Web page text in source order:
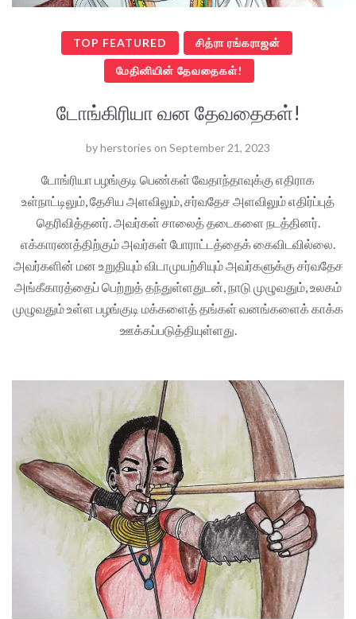
TOP FEATURED சித்ரா ரங்கராஜன்
மேதினியின் தேவதைகள்!
டோங்கிரியா வன தேவதைகள்!
byherstories on September 21, 2023
டோங்ரியா பழங்குடி பெண்கள் வேதாந்தாவுக்கு எதிராக
உள்நாட்டிலும், தேசிய அளவிலும், சர்வதேச அளவிலும் எதிர்ப்புத்
தெரிவித்தனர். அவர்கள் சாலைத் தடைகளை நடத்தினர்.
எக்காரணத்திற்கும் அவர்கள் போராட்டத்தைக் கைவிடவில்லை.
அவர்களின் மன உறுதியும் விடாமுயற்சியும் அவர்களுக்கு சர்வதேச
அங்கீகாரத்தைப் பெற்றுத் தந்துள்ளதுடன், நாடு முழுவதும், உலகம்
முழுவதும் உள்ள பழங்குடி மக்களைத் தங்கள் வனங்களைக் காக்க
ஊக்கப்படுத்தியுள்ளது.